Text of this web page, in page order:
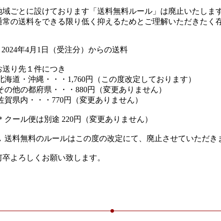
域ごとに設けております「送料無料ルール」は廃止いたしま
常の送料をできる限り低く抑えるためとご理解いただきたく
2024年4月1日（受注分）からの送料
送り先１件につき
海道・沖縄・・・1,760円（この度改定しております）
送料無料のルールはこの度の改定にて、廃止させていただき